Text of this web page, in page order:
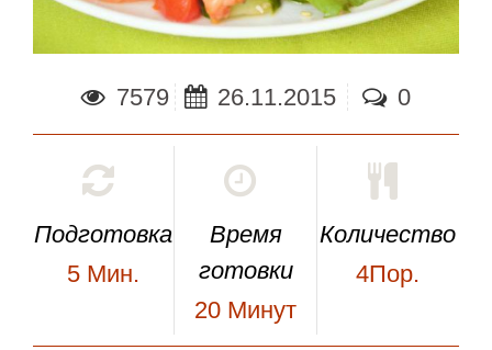
7579 26.11.2015 0
Подготовка
5 Мин.
Время
готовки
20 Минут
Количество
4Пор.